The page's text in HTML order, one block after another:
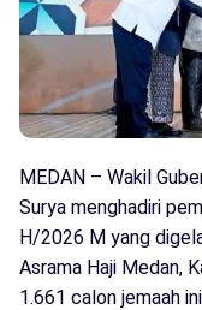
MEDAN – Wakil
Surya menghadiri
H/2026 M yang
Asrama Haji Medan,
1.661 calon jemaah